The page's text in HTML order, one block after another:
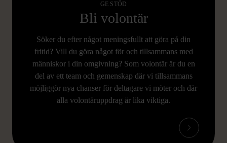
GE STÖD
Bli volontär
Söker du efter något meningsfullt att göra på din
fritid? Vill du göra något för och tillsammans med
människor i din omgivning? Som volontär är du en
del av ett team och gemenskap där vi tillsammans
möjliggör nya chanser för deltagare vi möter och där
alla volontäruppdrag är lika viktiga.